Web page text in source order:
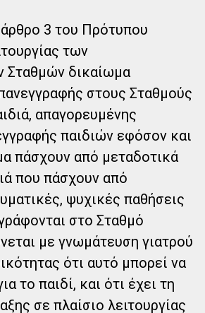
3 του Πρότυπου
των
Σταθμών δικαίωμα
στους Σταθμούς
απαγορευμένης
παιδιών εφόσον και
πάσχουν από μεταδοτικά
που πάσχουν από
ψυχικές παθήσεις
στο Σταθμό
με γνωμάτευση γιατρού
ότι αυτό μπορεί να
το παιδί, και ότι έχει τη
σε πλαίσιο λειτουργίας